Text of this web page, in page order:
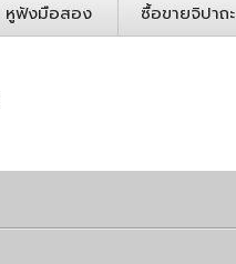
หูฟังมือสอง ซื้อขายจิปาถะ